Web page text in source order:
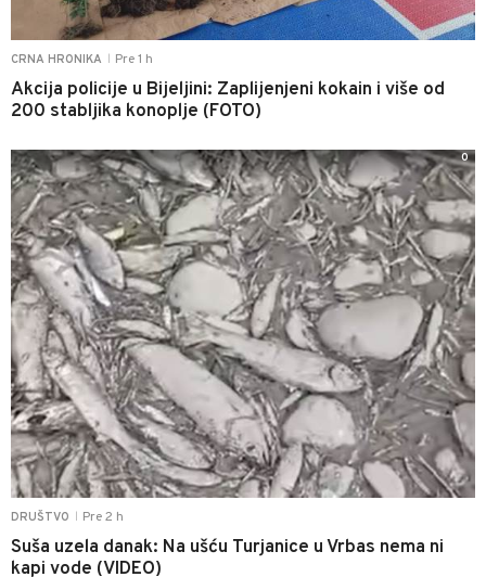
CRNA HRONIKA Pre 1 h
Akcija policije u Bijeljini: Zaplijenjeni kokain i više od
200 stabljika konoplje (FOTO)
DRUŠTVO Pre 2 h
Suša uzela danak: Na ušću Turjanice u Vrbas nema ni
kapi vode (VIDEO)
0